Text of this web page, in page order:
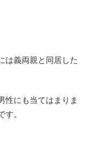
は義両親と同居した
性にも当てはまりま
す。